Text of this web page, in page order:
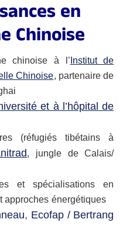
en
Chinoise
chinoise à l’ Institut de
Chinoise, partenaire de
et à l’hôpital de
(réfugiés tibétains à
, jungle de Calais/
et spécialisations en
approches énergétiques
, Ecofap / Bertrang